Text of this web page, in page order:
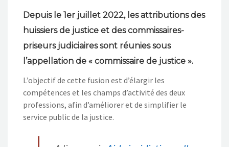
Depuis le 1er juillet 2022, les attributions des
huissiers de justice et des commissaires-
priseurs judiciaires sont réunies sous
l’appellation de « commissaire de justice ».
L’objectif de cette fusion est d’élargir les
compétences et les champs d’activité des deux
professions, afin d’améliorer et de simplifier le
service public de la justice.